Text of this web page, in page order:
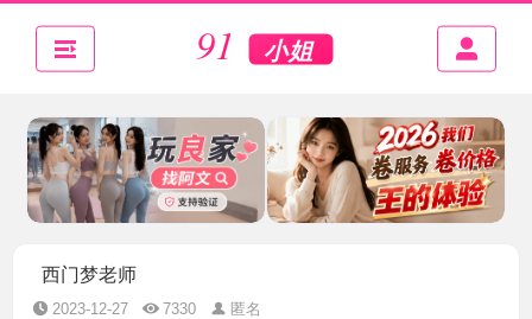
西门梦老师
2023-12-27 7330 匿名